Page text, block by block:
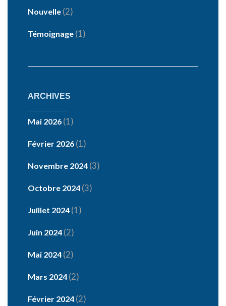
Nouvelle (2)
Témoignage (1)
ARCHIVES
Mai 2026 (1)
Février 2026 (1)
Novembre 2024 (3)
Octobre 2024 (3)
Juillet 2024 (1)
Juin 2024 (2)
Mai 2024 (2)
Mars 2024 (2)
Février 2024 (2)